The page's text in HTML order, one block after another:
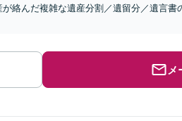
絡んだ複雑な遺産分割／遺留分／遺言
メ